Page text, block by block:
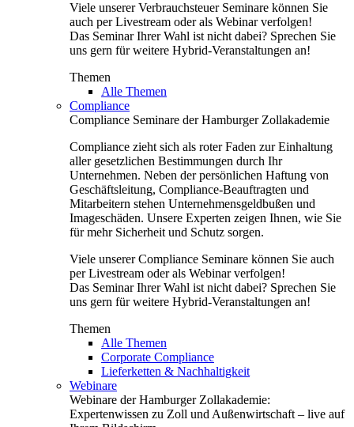
Viele unserer Verbrauchsteuer Seminare können Sie
auch per Livestream oder als Webinar verfolgen!
Das Seminar Ihrer Wahl ist nicht dabei? Sprechen Sie
uns gern für weitere Hybrid-Veranstaltungen an!
Themen
Alle Themen
Compliance
Compliance Seminare der Hamburger Zollakademie
Compliance zieht sich als roter Faden zur Einhaltung
aller gesetzlichen Bestimmungen durch Ihr
Unternehmen. Neben der persönlichen Haftung von
Geschäftsleitung, Compliance-Beauftragten und
Mitarbeitern stehen Unternehmensgeldbußen und
Imageschäden. Unsere Experten zeigen Ihnen, wie Sie
für mehr Sicherheit und Schutz sorgen.
Viele unserer Compliance Seminare können Sie auch
per Livestream oder als Webinar verfolgen!
Das Seminar Ihrer Wahl ist nicht dabei? Sprechen Sie
uns gern für weitere Hybrid-Veranstaltungen an!
Themen
Alle Themen
Corporate Compliance
Lieferketten & Nachhaltigkeit
Webinare
Webinare der Hamburger Zollakademie:
Expertenwissen zu Zoll und Außenwirtschaft – live auf